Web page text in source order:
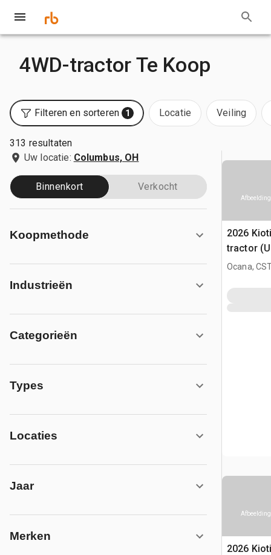
4WD-tractor Te Koop
Filteren en sorteren 1 Locatie Veiling
313 resultaten
Uw locatie: Columbus, OH
Binnenkort Verkocht
Koopmethode
Industrieën
Categorieën
Types
Locaties
Jaar
Merken
2026
tractor
Ocana,
2026